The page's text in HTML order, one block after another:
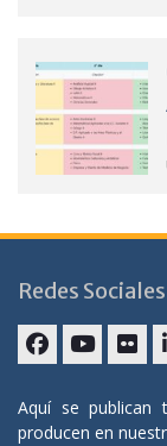
Redes Sociales
Aquí se publican
producen en